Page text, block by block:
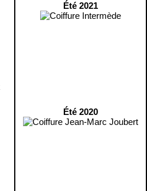
Été 2021
Été 2020